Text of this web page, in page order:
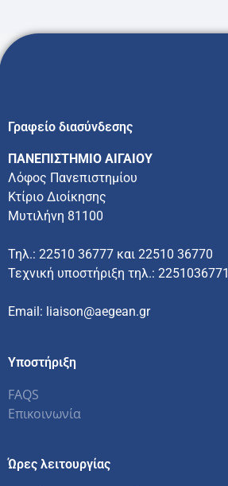
Γραφείο διασύνδεσης
ΠΑΝΕΠΙΣΤΗΜΙΟ ΑΙΓΑΙΟΥ
Λόφος Πανεπιστημίου
Κτίριο Διοίκησης
Μυτιλήνη 81100
Τηλ.: 22510 36777 και 22510 36770
Τεχνική υποστήριξη τηλ.: 2251036771
Email: liaison@aegean.gr
Υποστήριξη
FAQS
Επικοινωνία
Ώρες λειτουργίας